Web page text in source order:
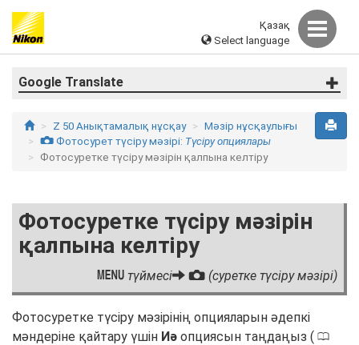
Қазақ
Select language
Google Translate
Z 50 Анықтамалық нұсқау Мәзір нұсқаулығы
C Фотосурет түсіру мәзірі: Түсіру опциялары
Фотосуретке түсіру мәзірін қалпына келтіру
Фотосуретке түсіру мәзірін
қалпына келтіру
G түймесі C (суретке түсіру мәзірі)
Фотосуретке түсіру мәзірінің опцияларын әдепкі
мәндеріне қайтару үшін Иә опциясын таңдаңыз ( 0